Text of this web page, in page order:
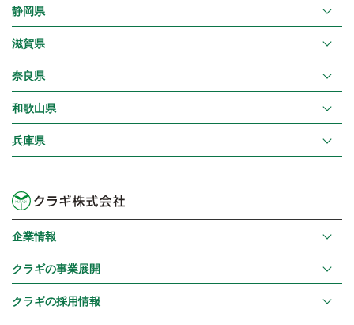
静岡県
滋賀県
奈良県
和歌山県
兵庫県
企業情報
クラギの事業展開
クラギの採用情報